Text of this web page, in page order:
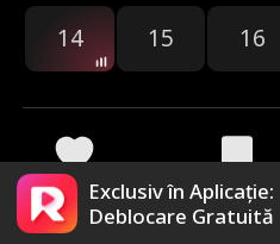
14 15 16
459 8.6k
Exclusiv în Aplicație:
Deblocare Gratuită